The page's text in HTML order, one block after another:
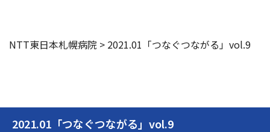
2021.01「つなぐつながる」vol.9
NTT東日本札幌病院 > 2021.01「つなぐつながる」vol.9